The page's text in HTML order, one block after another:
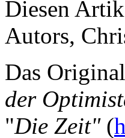
Diesen
Autors,
Das
der
"Die Zeit"(